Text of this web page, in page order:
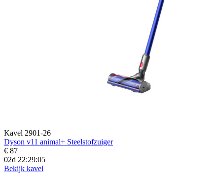
Kavel 2901-26
Dyson v11 animal+ Steelstofzuiger
€ 87
02d 22:29:04
Bekijk kavel